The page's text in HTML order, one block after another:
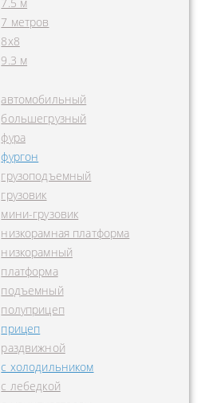
7 метров
8х8
9.3 м
автомобильный
большегрузный
фура
фургон
грузоподъемный
грузовик
мини-грузовик
низкорамная платформа
низкорамный
платформа
подъемный
полуприцеп
прицеп
раздвижной
с холодильником
с лебедкой